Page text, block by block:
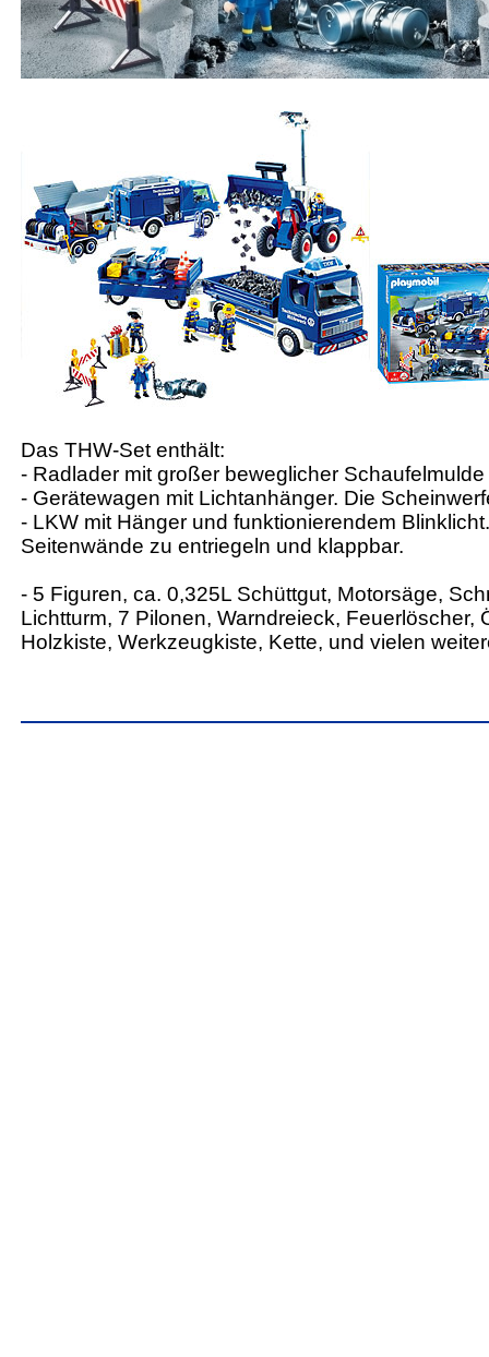
Das THW-Set enthält:
- Radlader mit großer beweglicher
- Gerätewagen mit Lichtanhänger. Die
- LKW mit Hänger und funktionierendem
Seitenwände zu entriegeln und klappbar.
- 5 Figuren, ca. 0,325L Schüttgut, Motorsäge,
Lichtturm, 7 Pilonen, Warndreieck,
Holzkiste, Werkzeugkiste, Kette, und vielen